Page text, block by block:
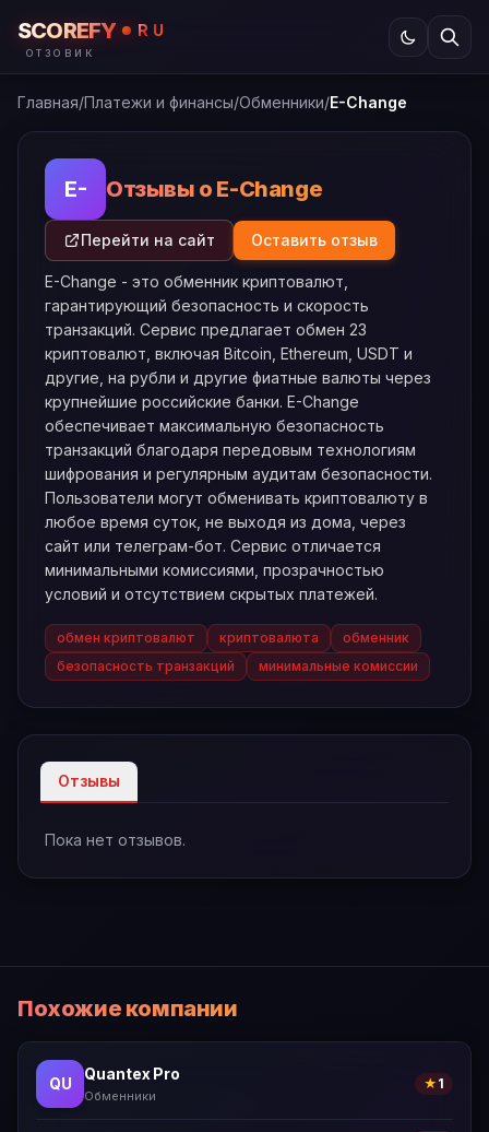
SCOREFY RU
ОТЗОВИК
Главная/Платежи и финансы/Обменники/E-Change
E- Отзывы о E-Change
Перейти на сайт Оставить отзыв
E-Change - это обменник криптовалют,
гарантирующий безопасность и скорость
транзакций. Сервис предлагает обмен 23
криптовалют, включая Bitcoin, Ethereum, USDT и
другие, на рубли и другие фиатные валюты через
крупнейшие российские банки. E-Change
обеспечивает максимальную безопасность
транзакций благодаря передовым технологиям
шифрования и регулярным аудитам безопасности.
Пользователи могут обменивать криптовалюту в
любое время суток, не выходя из дома, через
сайт или телеграм-бот. Сервис отличается
минимальными комиссиями, прозрачностью
условий и отсутствием скрытых платежей.
обмен криптовалют криптовалюта
обменник
безопасность транзакций
минимальные комиссии
Отзывы
Пока нет отзывов.
Похожие компании
QU
Quantex Pro
Обменники
★ 1